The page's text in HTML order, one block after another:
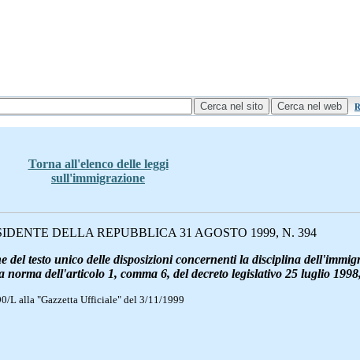
Torna all'elenco delle leggi
sull'immigrazione
DELLA REPUBBLICA 31 AGOSTO 1999, N. 394
del testo unico delle disposizioni concernenti la disciplina
norma dell'articolo 1, comma 6, del decreto legislativo 25 luglio
L alla "Gazzetta Ufficiale" del 3/11/1999